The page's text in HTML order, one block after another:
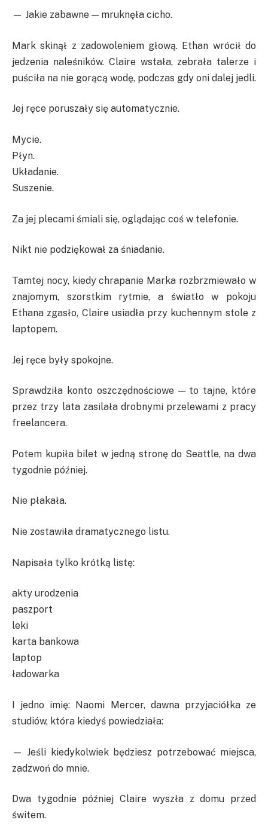
— Jakie zabawne — mruknęła cicho.
Mark skinął z zadowoleniem głową. Ethan wrócił do
jedzenia naleśników. Claire wstała, zebrała talerze i
puściła na nie gorącą wodę, podczas gdy oni dalej jedli.
Jej ręce poruszały się automatycznie.
Mycie.
Płyn.
Układanie.
Suszenie.
Za jej plecami śmiali się, oglądając coś w telefonie.
Nikt nie podziękował za śniadanie.
Tamtej nocy, kiedy chrapanie Marka rozbrzmiewało w
znajomym, szorstkim rytmie, a światło w pokoju
Ethana zgasło, Claire usiadła przy kuchennym stole z
laptopem.
Jej ręce były spokojne.
Sprawdziła konto oszczędnościowe — to tajne, które
przez trzy lata zasilała drobnymi przelewami z pracy
freelancera.
Potem kupiła bilet w jedną stronę do Seattle, na dwa
tygodnie później.
Nie płakała.
Nie zostawiła dramatycznego listu.
Napisała tylko krótką listę:
akty urodzenia
paszport
leki
karta bankowa
laptop
ładowarka
I jedno imię: Naomi Mercer, dawna przyjaciółka ze
studiów, która kiedyś powiedziała:
— Jeśli kiedykolwiek będziesz potrzebować miejsca,
zadzwoń do mnie.
Dwa tygodnie później Claire wyszła z domu przed
świtem.